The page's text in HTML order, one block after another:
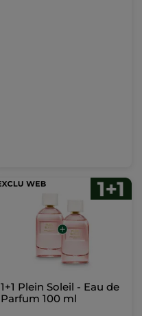
1+1 Plein Soleil - Eau de
Parfum 100 ml